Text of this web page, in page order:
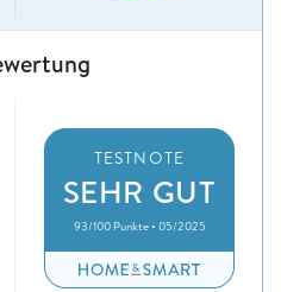
TESTNOTE
SEHR GUT
93/100 Punkte • 05/2025